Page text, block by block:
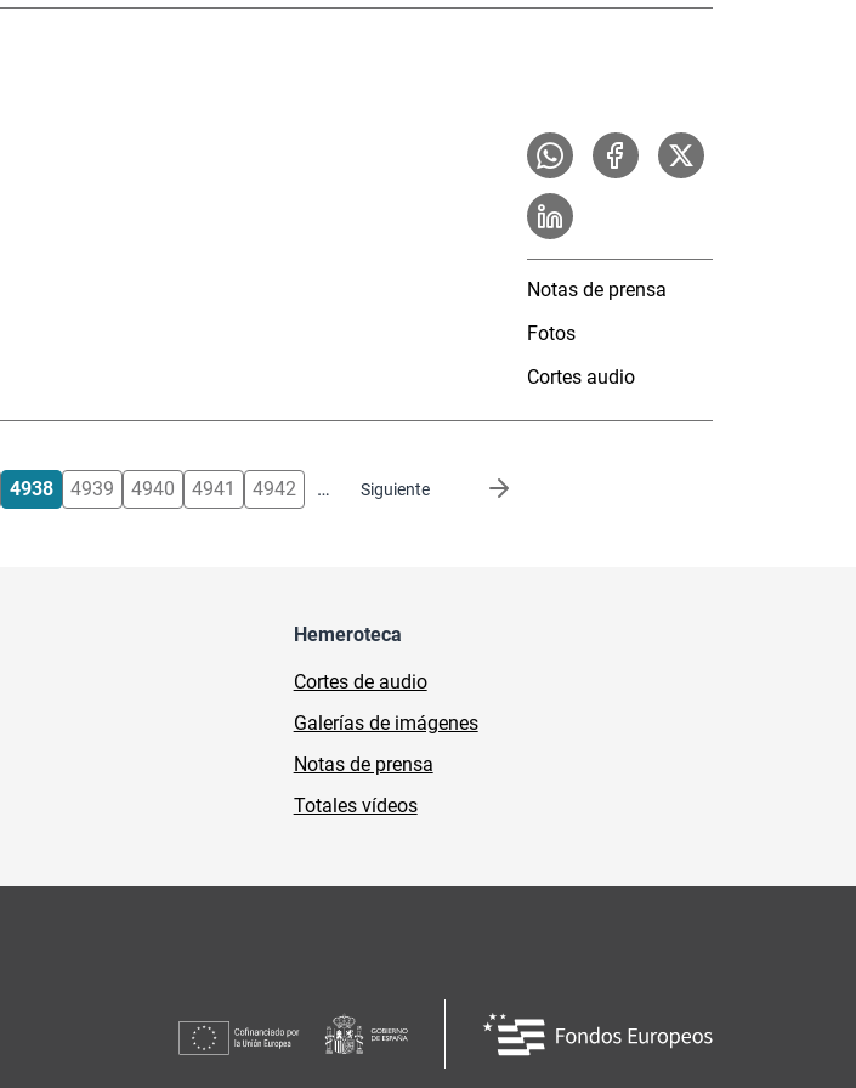
Notas de prensa
Fotos
Cortes audio
4938 4939 4940 4941 4942 … Siguiente
Siguiente página
Hemeroteca
Cortes de audio
Galerías de imágenes
Notas de prensa
Totales vídeos